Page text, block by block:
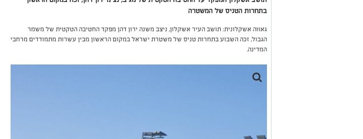
בתחרות הטניס של המשטרה
גאווה אשקלונית: תושב העיר אשקלון, ניצב משנה ירון דהן מפקד החטיבה הטקטית של משמר
הגבול, זכה השבוע בתחרות טניס של משטרת ישראל במקום הראשון מבין עשרות מתמודדים מרחבי
המדינה.